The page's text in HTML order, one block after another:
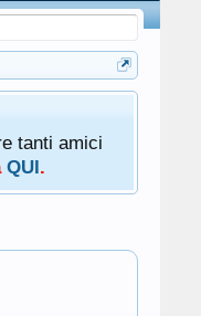
tanti amici
QUI.